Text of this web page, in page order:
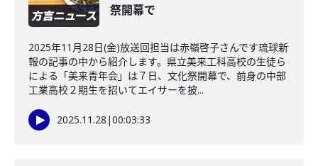
祭開幕で
2025年11月28日(金)放送回担当は赤嶺啓子さんです琉球新
報の記事の中から紹介します。県立美来工科高校の生徒ら
による「美来青年会」は７日、文化祭開幕で、前身の中部
工業高校２期生を招いてエイサーを披...
2025.11.28 |00:03:33